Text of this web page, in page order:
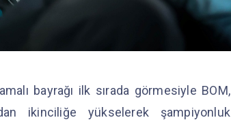
bayrağı ilk sırada görmesiyle BOM,
ikinciliğe yükselerek şampiyonluk